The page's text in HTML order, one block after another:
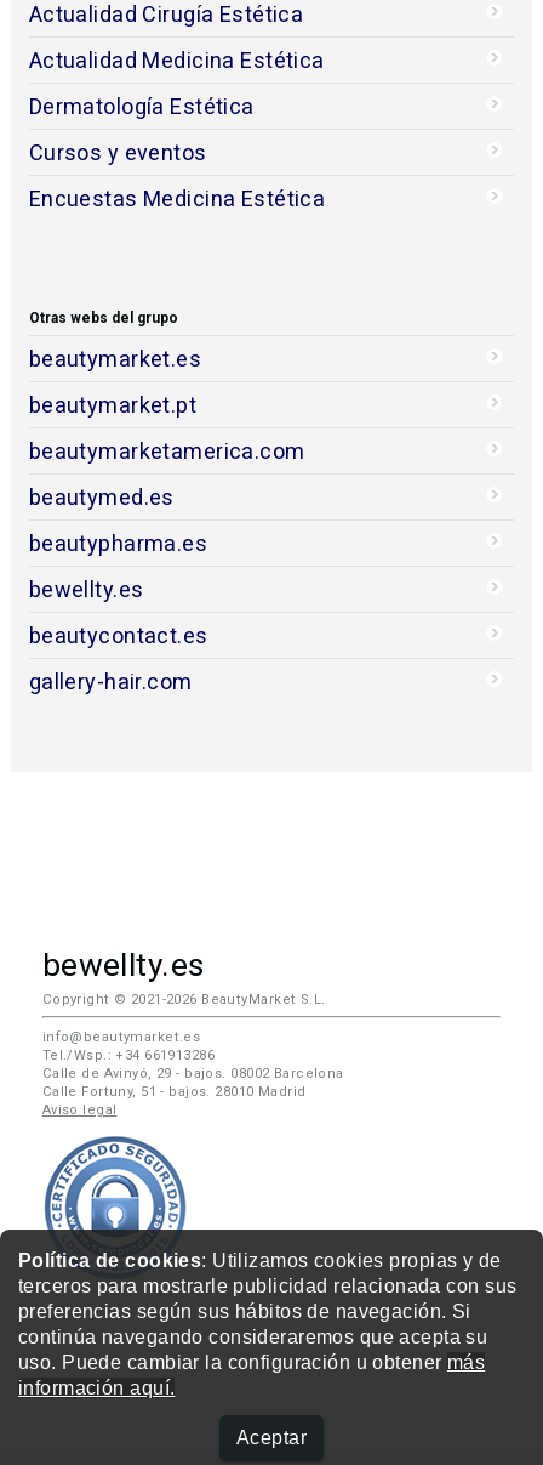
Política de cookies: Utilizamos cookies propias y de
terceros para mostrarle publicidad relacionada con sus
preferencias según sus hábitos de navegación. Si
continúa navegando consideraremos que acepta su
uso. Puede cambiar la configuración u obtener más
información aquí.
Aceptar
Actualidad Cirugía Estética
Actualidad Medicina Estética
Dermatología Estética
Cursos y eventos
Encuestas Medicina Estética
Otras webs del grupo
beautymarket.es
beautymarket.pt
beautymarketamerica.com
beautymed.es
beautypharma.es
bewellty.es
beautycontact.es
gallery-hair.com
bewellty.es
Copyright © 2021-2026 BeautyMarket S.L.
info@beautymarket.es
Tel./Wsp.: +34 661913286
Calle de Avinyó, 29 - bajos. 08002 Barcelona
Calle Fortuny, 51 - bajos. 28010 Madrid
Aviso legal